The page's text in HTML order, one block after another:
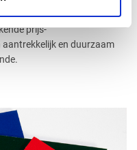
in verschillende
prijs-
en duurzaam